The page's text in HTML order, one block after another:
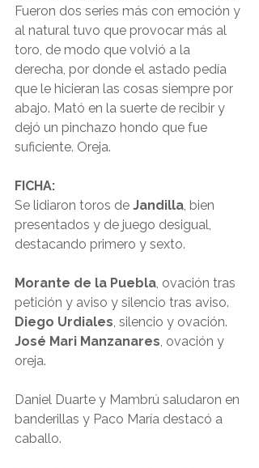
Fueron dos series más con emoción y
al natural tuvo que provocar más al
toro, de modo que volvió a la
derecha, por donde el astado pedía
que le hicieran las cosas siempre por
abajo. Mató en la suerte de recibir y
dejó un pinchazo hondo que fue
suficiente. Oreja.
FICHA:
Se lidiaron toros de Jandilla, bien
presentados y de juego desigual,
destacando primero y sexto.
Morante de la Puebla, ovación tras
petición y aviso y silencio tras aviso.
Diego Urdiales, silencio y ovación.
José Mari Manzanares, ovación y
oreja.
Daniel Duarte y Mambrú saludaron en
banderillas y Paco María destacó a
caballo.